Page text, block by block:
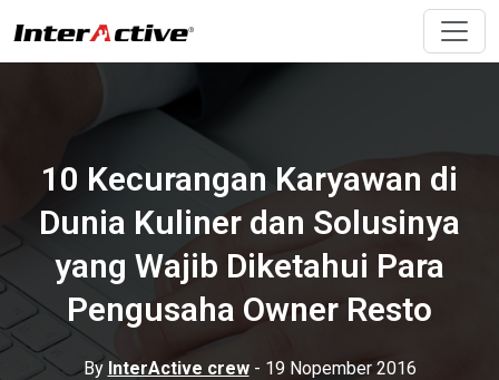
10 Kecurangan Karyawan di
Dunia Kuliner dan Solusinya
yang Wajib Diketahui Para
Pengusaha Owner Resto
By InterActive crew- 19 Nopember 2016